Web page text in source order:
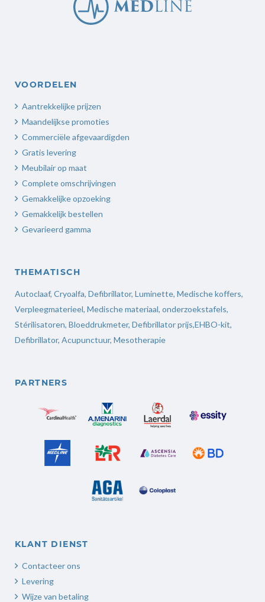
VOORDELEN
Aantrekkelijke prijzen
Maandelijkse promoties
Commerciële afgevaardigden
Gratis levering
Meubilair op maat
Complete omschrijvingen
Gemakkelijke opzoeking
Gemakkelijk bestellen
Gevarieerd gamma
THEMATISCH
Autoclaaf, Cryoalfa, Defibrillator, Luminette, Medische koffers,
Verpleegmaterieel, Medische materiaal, onderzoekstafels,
Stérilisatoren, Bloeddrukmeter, Defibrillator prijs,EHBO-kit,
Defibrillator, Acupunctuur, Mesotherapie
PARTNERS
KLANT DIENST
Contacteer ons
Levering
Wijze van betaling